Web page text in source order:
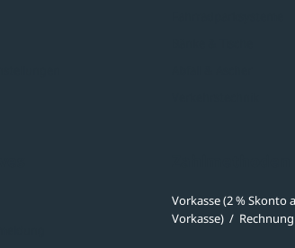
Vorkasse (2 % Skonto
Vorkasse) / Rechnung